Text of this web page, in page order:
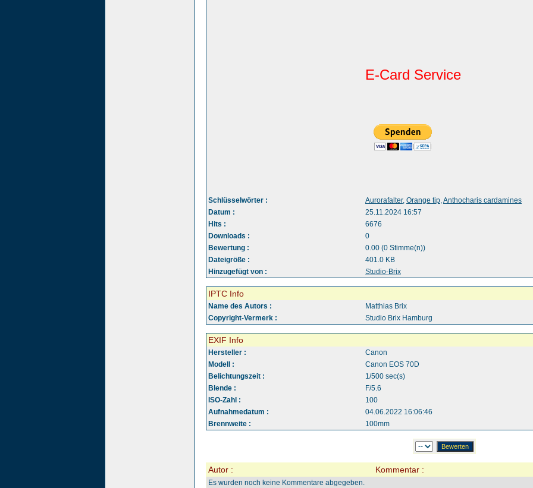
E-Card Service
Schlüsselwörter : Aurorafalter, Orange tip,Anthocharis cardamines
Datum :
25.11.2024 16:57
Hits :
6676
Downloads :
0
Bewertung :
0.00 (0 Stimme(n))
Dateigröße :
401.0 KB
Hinzugefügt von :
Studio-Brix
IPTC Info
Name des Autors :
Matthias Brix
Copyright-Vermerk :
Studio Brix Hamburg
EXIF Info
Hersteller :
Canon
Modell :
Canon EOS 70D
Belichtungszeit :
1/500 sec(s)
Blende :
F/5.6
ISO-Zahl :
100
Aufnahmedatum :
04.06.2022 16:06:46
Brennweite :
100mm
Autor : Kommentar :
Es wurden noch keine Kommentare abgegeben.